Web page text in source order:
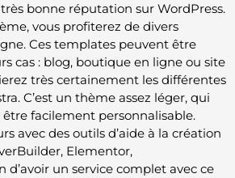
très bonne réputation sur WordPress.
vous profiterez de divers
Ces templates peuvent être
cas : blog, boutique en ligne ou site
très certainement les différentes
C’est un thème assez léger, qui
facilement personnalisable.
avec des outils d’aide à la création
Elementor,
d’avoir un service complet avec ce